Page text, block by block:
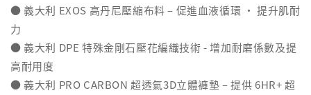
● 義大利 EXOS 高丹尼壓縮布料 – 促進血液循環 ‧ 提升肌耐
力
● 義大利 DPE 特殊金剛石壓花編織技術 - 增加耐磨係數及提
高耐用度
● 義大利 PRO CARBON 超透氣3D立體褲墊 – 提供 6HR+ 超